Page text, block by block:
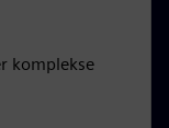
komplekse